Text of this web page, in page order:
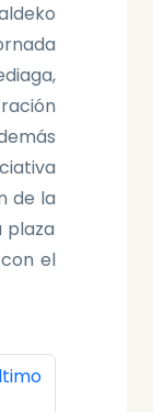
de la
plaza
el
página